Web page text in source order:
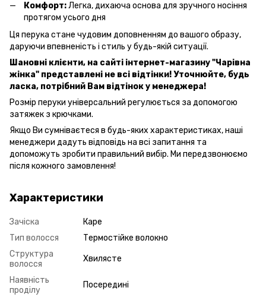
Комфорт:Легка, дихаюча основа для зручного носіння
протягом усього дня
Ця перука стане чудовим доповненням до вашого образу,
даруючи впевненість і стиль у будь-якій ситуації.
Шановні клієнти, на сайті інтернет-магазину "Чарівна
жінка" представлені не всі відтінки! Уточнюйте, будь
ласка, потрібний Вам відтінок у менеджера!
Розмір перуки універсальний регулюється за допомогою
затяжек з крючками.
Якщо Ви сумніваєтеся в будь-яких характеристиках, наші
менеджери дадуть відповідь на всі запитання та
допоможуть зробити правильний вибір. Ми передзвонюємо
після кожного замовлення!
Характеристики
Зачіска
Каре
Тип волосся
Термостійке волокно
Структура
волосся
Хвилясте
Наявність
проділу
Посередині